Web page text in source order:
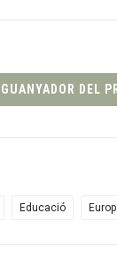
DEL
Educació